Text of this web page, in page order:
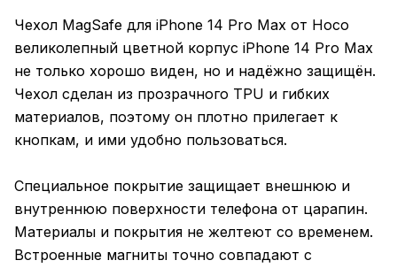
Чехол MagSafe для iPhone 14 Pro Max от Hoco
великолепный цветной корпус iPhone 14 Pro Max
не только хорошо виден, но и надёжно защищён.
Чехол сделан из прозрачного TPU и гибких
материалов, поэтому он плотно прилегает к
кнопкам, и ими удобно пользоваться.
Специальное покрытие защищает внешнюю и
внутреннюю поверхности телефона от царапин.
Материалы и покрытия не желтеют со временем.
Встроенные магниты точно совпадают с